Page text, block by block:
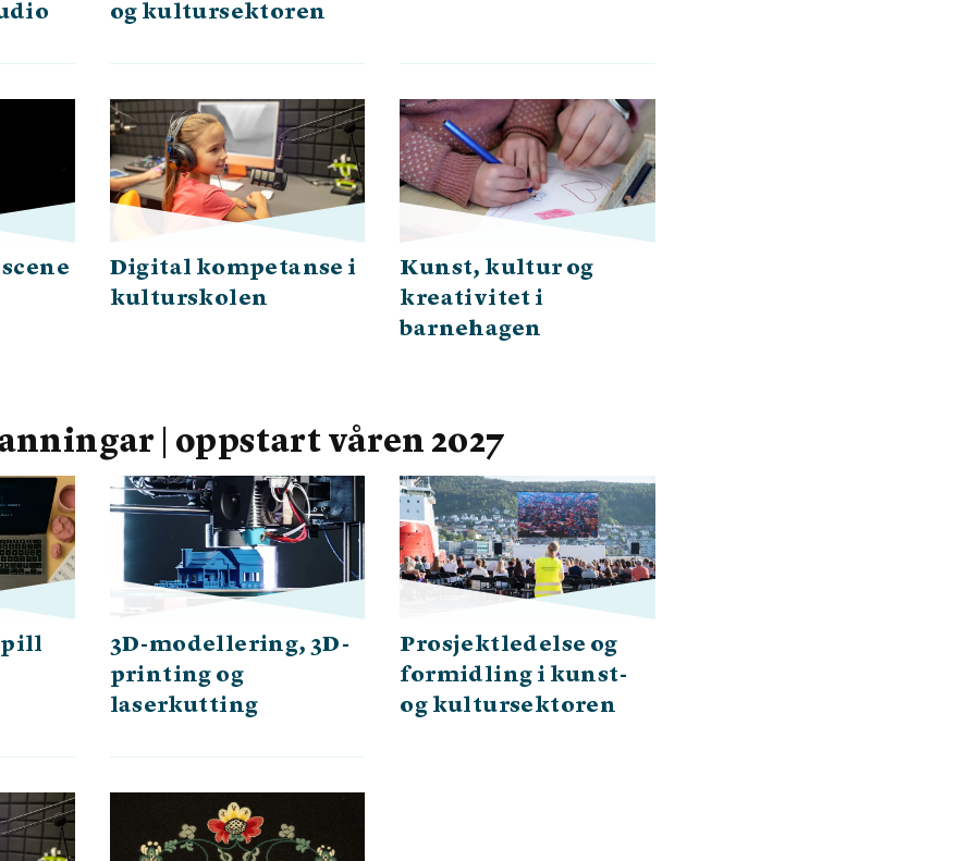
og kultursektoren
Digital kompetanse i
kulturskolen
Kunst, kultur og
kreativitet i
barnehagen
| oppstart våren 2027
3D-modellering, 3D-
printing og
laserkutting
Prosjektledelse og
formidling i kunst-
og kultursektoren